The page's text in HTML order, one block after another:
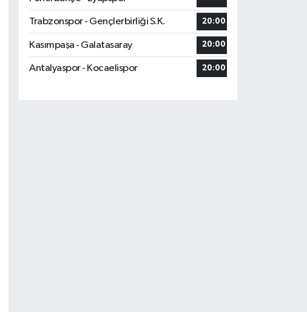
Trabzonspor - Gençlerbirliği S.K. 20:00
Kasımpaşa - Galatasaray 20:00
Antalyaspor - Kocaelispor 20:00